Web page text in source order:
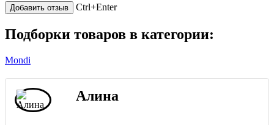
Ctrl+Enter
Подборки товаров в категории:
Mondi
Алина